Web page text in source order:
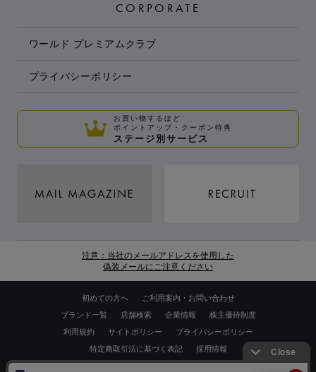
CORPORATE
ワールド プレミアムクラブ
プライバシーポリシー
お買い物するほど
ポイントアップ・クーポン特典
ステージ別サービス
注意：当社のメールアドレスを使用した
偽装メールにご注意ください
初めての方へ
ご利用案内・お問い合わせ
ブランド一覧
店舗検索 企業情報
株主優待制度
利用規約
サイトポリシー
プライバシーポリシー
特定商取引法に基づく表記
採用情報